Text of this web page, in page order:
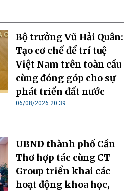
Bộ trưởng Vũ Hải Quân:
Tạo cơ chế để trí tuệ
Việt Nam trên toàn cầu
cùng đóng góp cho sự
phát triển đất nước
06/08/2026 20:39
UBND thành phố Cần
Thơ hợp tác cùng CT
Group triển khai các
hoạt động khoa học,